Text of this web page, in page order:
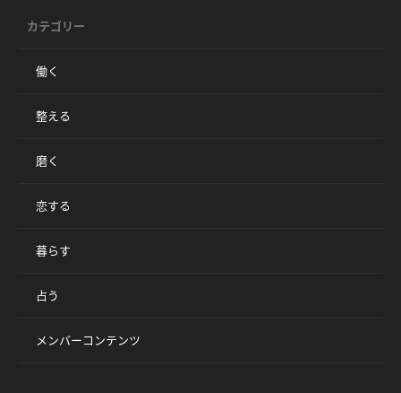
カテゴリー
働く
整える
磨く
恋する
暮らす
占う
メンバーコンテンツ